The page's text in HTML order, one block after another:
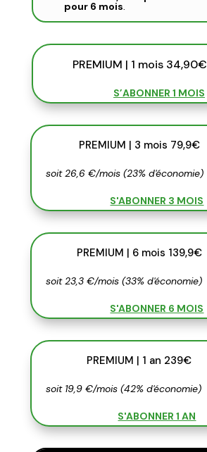
pour 6 mois.
PREMIUM | 1 mois 34,90€
S’ABONNER 1 MOIS
PREMIUM | 3 mois 79,9€
soit 26,6 €/mois (23% d'économie)
S'ABONNER 3 MOIS
PREMIUM | 6 mois 139,9€
soit 23,3 €/mois (33% d'économie)
S'ABONNER 6 MOIS
PREMIUM | 1 an 239€
soit 19,9 €/mois (42% d'économie)
S'ABONNER 1 AN